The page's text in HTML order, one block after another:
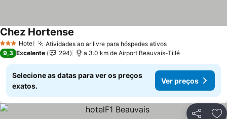
3 EstrelasHotel Atividades ao ar livre para hóspedes ativos
Chez Hortense
9,3 Excelente 294 a 3.0 km de Airport Beauvais-Tillé
Selecione as datas para ver os preços
exatos.
Ver preços